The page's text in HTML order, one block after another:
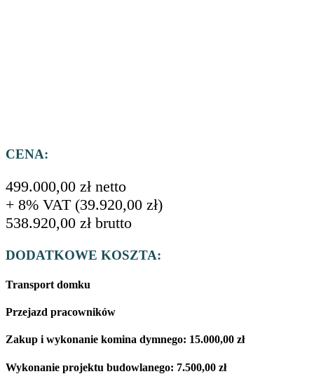
CENA:
499.000,00 zł netto
+ 8% VAT (39.920,00 zł)
538.920,00 zł brutto
DODATKOWE KOSZTA:
Transport domku
Przejazd pracowników
Zakup i wykonanie komina dymnego: 15.000,00 zł
Wykonanie projektu budowlanego: 7.500,00 zł